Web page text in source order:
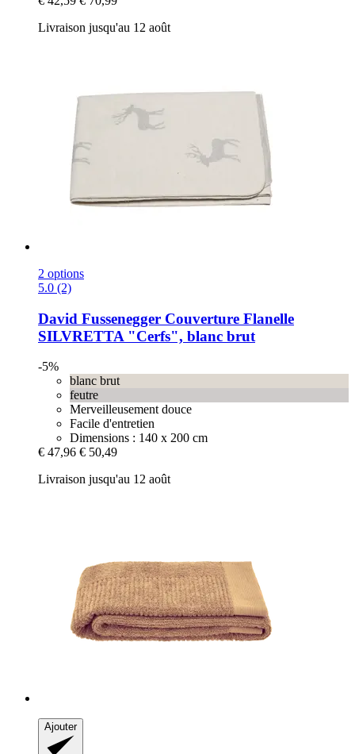
Livraison jusqu'au 12 août
2 options
5.0 (2)
David Fussenegger Couverture Flanelle
SILVRETTA "Cerfs", blanc brut
-5%
blanc brut
feutre
Merveilleusement douce
Facile d'entretien
Dimensions : 140 x 200 cm
€ 47,96 € 50,49
Livraison jusqu'au 12 août
Ajouter